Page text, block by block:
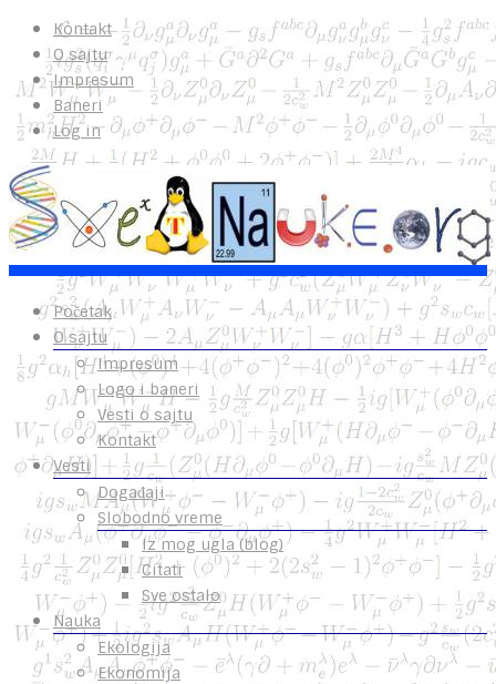
Kontakt
O sajtu
Impresum
Baneri
Log in
Početak
O sajtu
Impresum
Logo i baneri
Vesti o sajtu
Kontakt
Vesti
Događaji
Slobodno vreme
Iz mog ugla (blog)
Citati
Sve ostalo
Nauka
Ekologija
Ekonomija